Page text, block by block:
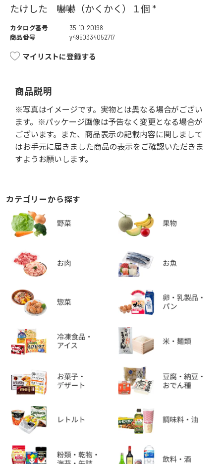
たけした 嚇嚇（かくかく）１個 *
カタログ番号
35-10-20198
商品番号
y4950334052717
マイリストに登録する
商品説明
※写真はイメージです。実物とは異なる場合がござい
ます。※パッケージ画像は予告なく変更となる場合が
ございます。また、商品表示の記載内容に関しまして
はお手元に届きました商品の表示をご確認いただきま
すようお願いします。
カテゴリーから探す